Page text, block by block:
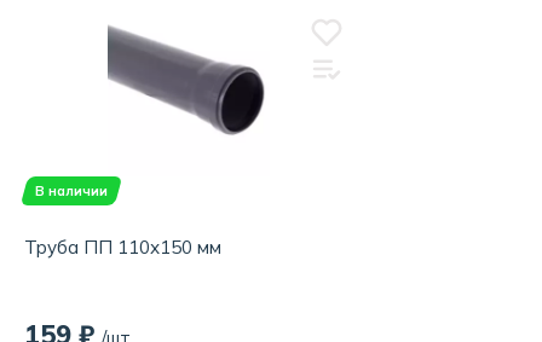
В наличии
Труба ПП 110х150 мм
159 ₽